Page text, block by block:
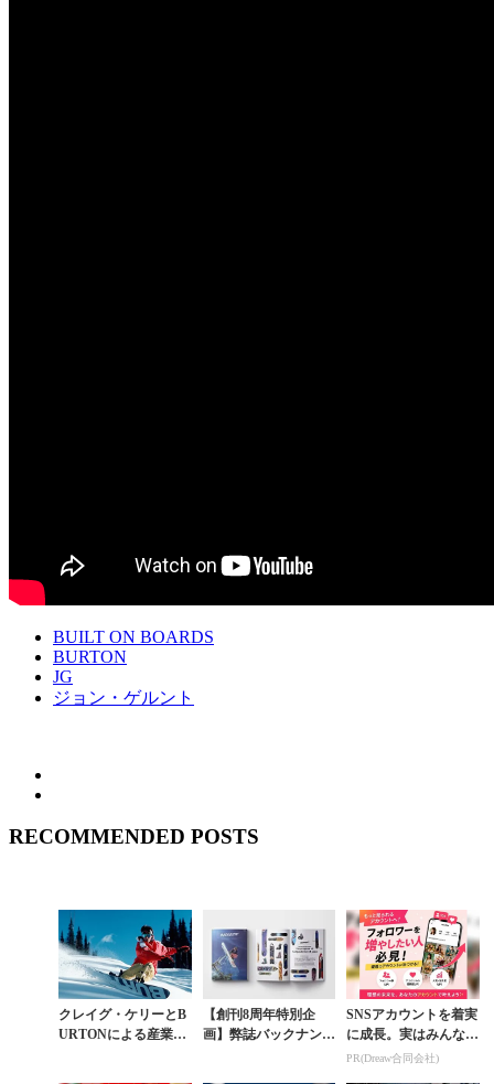
BUILT ON BOARDS
BURTON
JG
ジョン・ゲルント
RECOMMENDED POSTS
クレイグ・ケリーとB
URTONによる産業革
【創刊8周年特別企
画】弊誌バックナンバ
SNSアカウントを着実
に成長。実はみんなコ
コ使ってます。
PR(Dreaw合同会社)